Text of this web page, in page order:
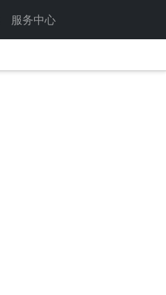
服务中心